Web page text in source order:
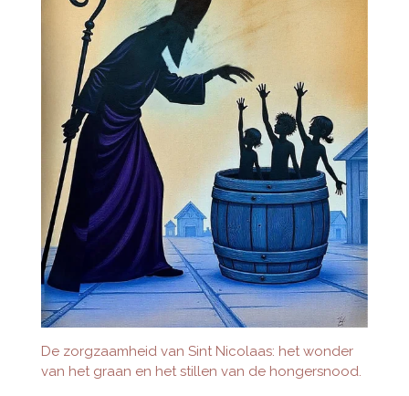
De zorgzaamheid van Sint Nicolaas: het wonder
van het graan en het stillen van de hongersnood.